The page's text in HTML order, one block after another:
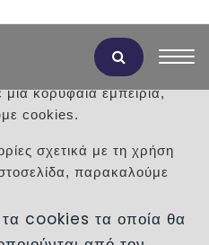
/
ΕΙΔΗ ΥΓΙΕΙΝΗΣ
- ΠΛΑΚΕΤΕΣ
κορυφαία εμπειρία,
cookies.
σχετικά με τη χρήση
παρακαλούμε
τα cookies τα οποία θα